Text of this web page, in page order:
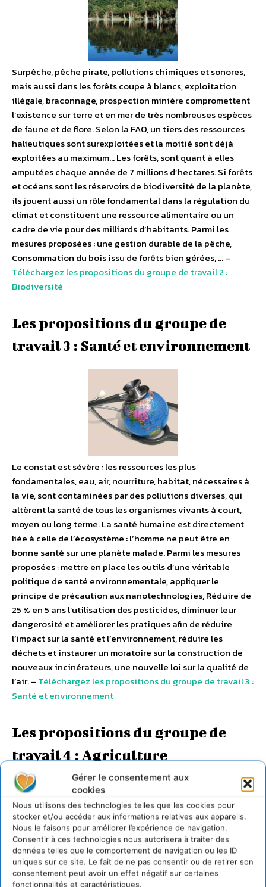
Gérer le consentement aux
cookies
Nous utilisons des technologies telles que les cookies pour
stocker et/ou accéder aux informations relatives aux appareils.
Nous le faisons pour améliorer l’expérience de navigation.
Consentir à ces technologies nous autorisera à traiter des
données telles que le comportement de navigation ou les ID
uniques sur ce site. Le fait de ne pas consentir ou de retirer son
consentement peut avoir un effet négatif sur certaines
fonctionnalités et caractéristiques.
Surpêche, pêche pirate, pollutions chimiques et sonores,
mais aussi dans les forêts coupe à blancs, exploitation
illégale, braconnage, prospection minière compromettent
l’existence sur terre et en mer de très nombreuses espèces
de faune et de flore. Selon la FAO, un tiers des ressources
halieutiques sont surexploitées et la moitié sont déjà
exploitées au maximum… Les forêts, sont quant à elles
amputées chaque année de 7 millions d’hectares. Si forêts
et océans sont les réservoirs de biodiversité de la planète,
ils jouent aussi un rôle fondamental dans la régulation du
climat et constituent une ressource alimentaire ou un
cadre de vie pour des milliards d’habitants. Parmi les
mesures proposées : une gestion durable de la pêche,
Consommation du bois issu de forêts bien gérées, … –
Téléchargez les propositions du groupe de travail 2 :
Biodiversité
Les propositions du groupe de
travail 3 : Santé et environnement
Le constat est sévère : les ressources les plus
fondamentales, eau, air, nourriture, habitat, nécessaires à
la vie, sont contaminées par des pollutions diverses, qui
altèrent la santé de tous les organismes vivants à court,
moyen ou long terme. La santé humaine est directement
liée à celle de l’écosystème : l’homme ne peut être en
bonne santé sur une planète malade. Parmi les mesures
proposées : mettre en place les outils d’une véritable
politique de santé environnementale, appliquer le
principe de précaution aux nanotechnologies, Réduire de
25 % en 5 ans l’utilisation des pesticides, diminuer leur
dangerosité et améliorer les pratiques afin de réduire
l’impact sur la santé et l’environnement, réduire les
déchets et instaurer un moratoire sur la construction de
nouveaux incinérateurs, une nouvelle loi sur la qualité de
l’air. – Téléchargez les propositions du groupe de travail 3 :
Santé et environnement
Les propositions du groupe de
travail 4 : Agriculture
Pollution chronique des eaux, de l’air et des sols,